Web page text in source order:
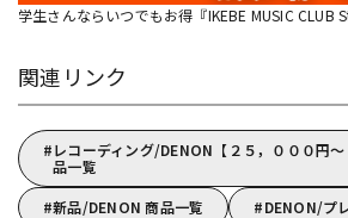
学生さんならいつでもお得『IKEBE MUSIC CLUB
関連リンク
レコーディング/DENON【２５，０００円
品一覧
新品/DENON 商品一覧
DENON/プ